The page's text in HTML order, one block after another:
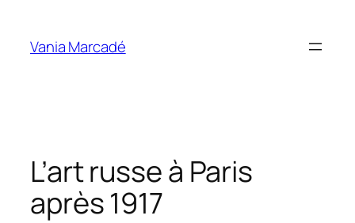
contenu
Vania Marcadé
L’art russe à Paris
après 1917